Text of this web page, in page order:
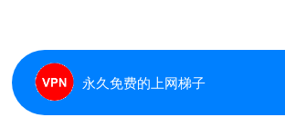
永久免费的上网梯子